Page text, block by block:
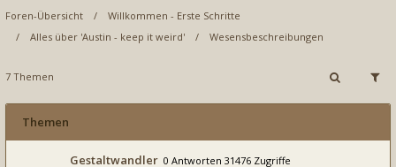
Foren-Übersicht
Willkommen - Erste Schritte
Alles über 'Austin - keep it weird'
Wesensbeschreibungen
7 Themen
Themen
Gestaltwandler 0 Antworten 31476 Zugriffe